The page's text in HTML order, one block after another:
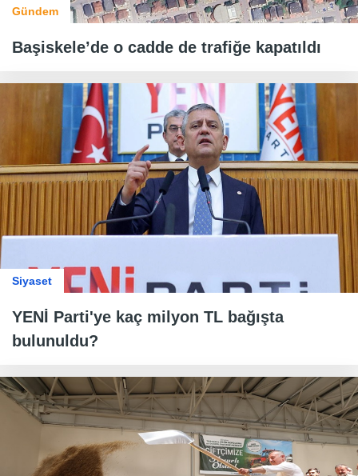
Gündem
Başiskele’de o cadde de trafiğe kapatıldı
Siyaset
YENİ Parti'ye kaç milyon TL bağışta
bulunuldu?